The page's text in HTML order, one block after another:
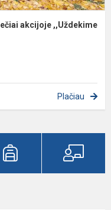
akcijoje ,,Uždekime
Plačiau